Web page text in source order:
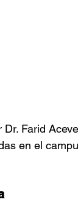
Farid
en el